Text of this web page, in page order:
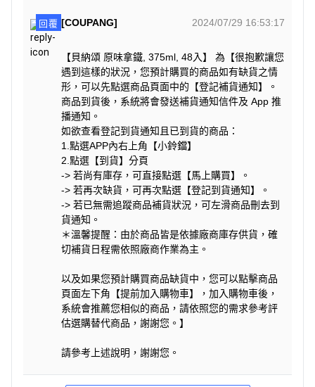
回覆 [COUPANG] 2024/07/29 16:53:17
【貝納頌 原味拿鐵, 375ml, 48入】 為【很抱歉讓您
遇到這樣的狀況，您預計購買的商品如有缺貨之情
形，可以先點選商品頁面中的【登記補貨通知】。
商品到貨後，系統將會發送補貨通知信件及 App 推
播通知。
如欲查看登記到貨通知且已到貨的商品：
1.點選APP內右上角【小鈴鐺】
2.點選【到貨】分頁
-> 若尚有庫存，可直接點選【馬上購買】。
-> 若再次缺貨，可再次點選【登記到貨通知】。
-> 若已無需追蹤商品補貨狀況，可左滑商品刪去到
貨通知。
＊溫馨提醒：由於商品皆是依據廠商庫存供貨，確
切補貨日程需依照廠商作業為主。
以及如果您預計購買商品缺貨中，您可以點擊商品
頁面左下角【提前加入購物車】，加入購物車後，
系統會推薦您相似的商品，請依照您的需求參考評
估選購替代商品，謝謝您。】
請參考上述說明，謝謝您。